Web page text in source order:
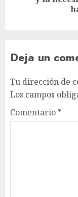
Deja un
Tu dirección de
Los campos
Comentario *